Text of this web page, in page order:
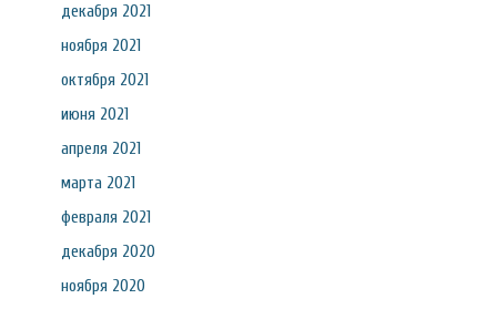
декабря 2021
ноября 2021
октября 2021
июня 2021
апреля 2021
марта 2021
февраля 2021
декабря 2020
ноября 2020